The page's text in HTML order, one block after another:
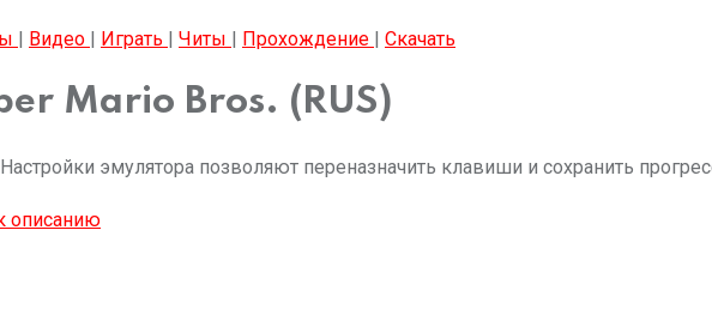
| Видео | Играть | Читы | Прохождение | Скачать
Mario Bros. (RUS)
эмулятора позволяют переназначить клавиши и сохранить
описанию